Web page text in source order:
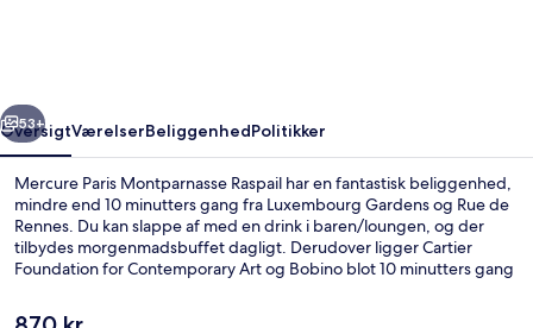
Næste
53+
OversigtVærelserBeliggenhedPolitikker
Mercure Paris Montparnasse Raspail har en fantastisk beliggenhed,
mindre end 10 minutters gang fra Luxembourg Gardens og Rue de
Rennes. Du kan slappe af med en drink i baren/loungen, og der
tilbydes morgenmadsbuffet dagligt. Derudover ligger Cartier
Foundation for Contemporary Art og Bobino blot 10 minutters gang
Metrostation er få skridt derfra og Raspail Metrostation ligger 3
Den